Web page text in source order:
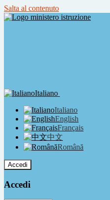
Salta al contenuto
Italiano
Italiano
English
Français
中文
Română
Accedi
Accedi